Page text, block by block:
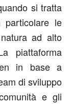
si tratta
particolare le
ad alto
piattaforma
in base a
di sviluppo
e gli